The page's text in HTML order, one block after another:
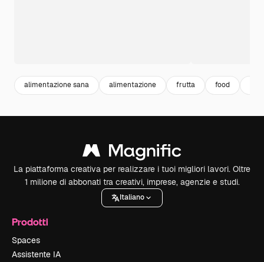
alimentazione sana alimentazione frutta food
La piattaforma creativa per realizzare i tuoi migliori lavori. Oltre
1 milione di abbonati tra creativi, imprese, agenzie e studi.
Italiano
Prodotti
Spaces
Assistente IA